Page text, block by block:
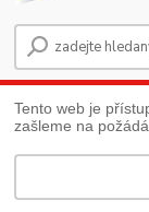
Tento web je
zašleme na